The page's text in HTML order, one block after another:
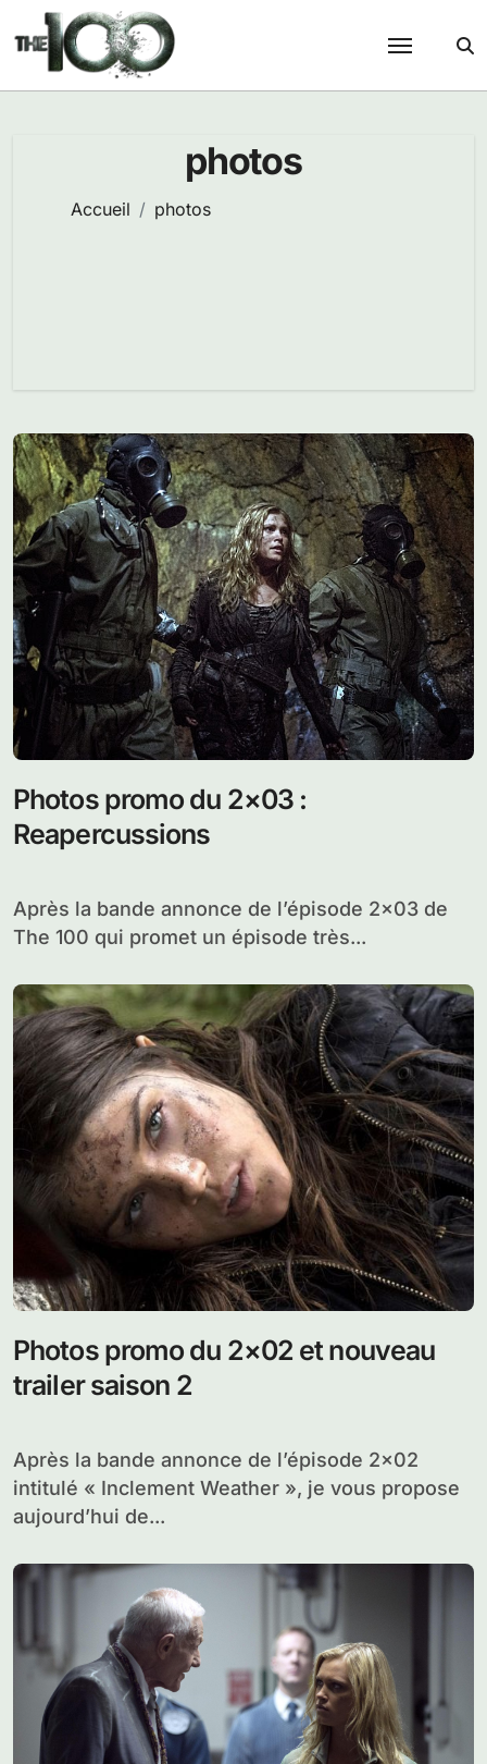
Passer
au
contenu
photos
Accueil photos
Photos promo du 2×03 :
Reapercussions
Après la bande annonce de l’épisode 2×03 de
The 100 qui promet un épisode très...
Photos promo du 2×02 et nouveau
trailer saison 2
Après la bande annonce de l’épisode 2×02
intitulé « Inclement Weather », je vous propose
aujourd’hui de...